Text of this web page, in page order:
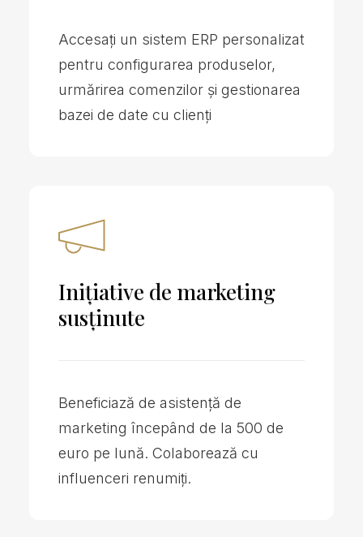
Accesați un sistem ERP personalizat
pentru configurarea produselor,
urmărirea comenzilor și gestionarea
bazei de date cu clienți
Inițiative de marketing
susținute
Beneficiază de asistență de
marketing începând de la 500 de
euro pe lună. Colaborează cu
influenceri renumiți.